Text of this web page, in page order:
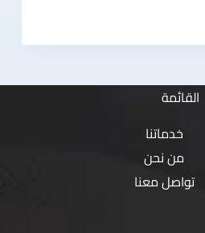
القائمة
خدماتنا
من نحن
تواصل معنا